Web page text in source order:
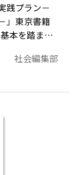
践プラン－
」東京書籍
本を踏まえ
践の報告で
社会編集部